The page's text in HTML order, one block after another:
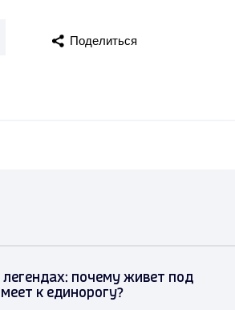
Поделиться
почему живет под
к единорогу?